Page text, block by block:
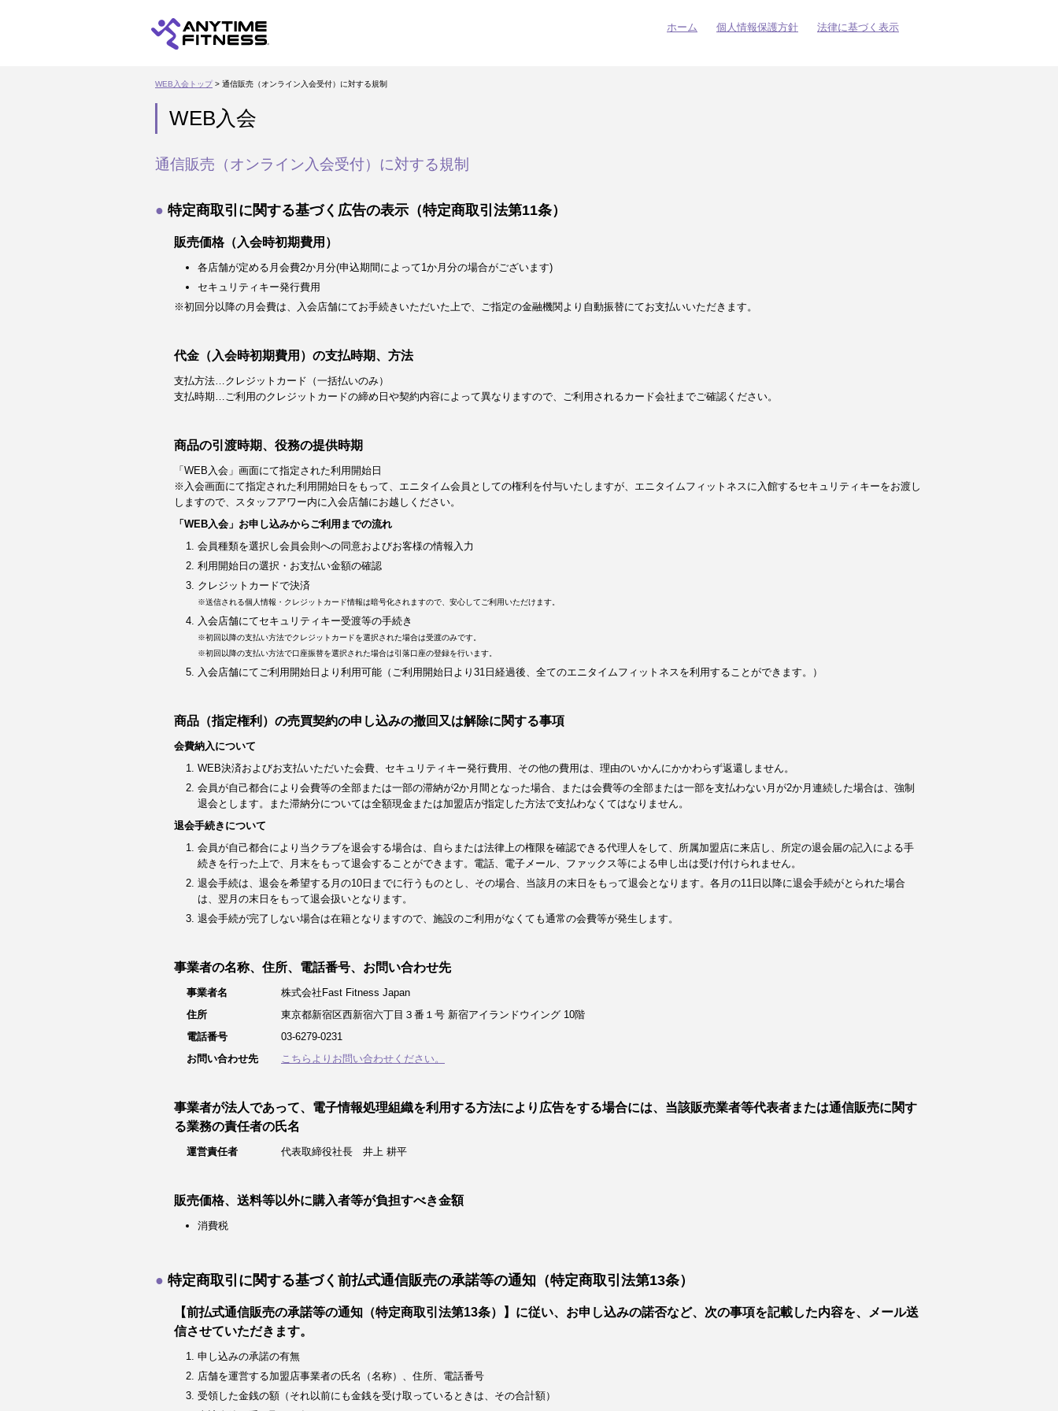
ホーム 個人情報保護方針 法律に基づく表示
WEB入会トップ> 通信販売（オンライン入会受付）に対する規制
WEB入会
通信販売（オンライン入会受付）に対する規制
特定商取引に関する基づく広告の表示（特定商取引法第11条）
販売価格（入会時初期費用）
各店舗が定める月会費2か月分(申込期間によって1か月分の場合がございます)
セキュリティキー発行費用
※初回分以降の月会費は、入会店舗にてお手続きいただいた上で、ご指定の金融機関より自動振替にてお支払いいただきます。
代金（入会時初期費用）の支払時期、方法
支払方法…クレジットカード（一括払いのみ）
支払時期…ご利用のクレジットカードの締め日や契約内容によって異なりますので、ご利用されるカード会社までご確認ください。
商品の引渡時期、役務の提供時期
「WEB入会」画面にて指定された利用開始日
※入会画面にて指定された利用開始日をもって、エニタイム会員としての権利を付与いたしますが、エニタイムフィットネスに入館するセキュリティキーをお渡し
しますので、スタッフアワー内に入会店舗にお越しください。
「WEB入会」お申し込みからご利用までの流れ
会員種類を選択し会員会則への同意およびお客様の情報入力
利用開始日の選択・お支払い金額の確認
クレジットカードで決済
※送信される個人情報・クレジットカード情報は暗号化されますので、安心してご利用いただけます。
入会店舗にてセキュリティキー受渡等の手続き
※初回以降の支払い方法でクレジットカードを選択された場合は受渡のみです。
※初回以降の支払い方法で口座振替を選択された場合は引落口座の登録を行います。
入会店舗にてご利用開始日より利用可能（ご利用開始日より31日経過後、全てのエニタイムフィットネスを利用することができます。）
商品（指定権利）の売買契約の申し込みの撤回又は解除に関する事項
会費納入について
WEB決済およびお支払いただいた会費、セキュリティキー発行費用、その他の費用は、理由のいかんにかかわらず返還しません。
会員が自己都合により会費等の全部または一部の滞納が2か月間となった場合、または会費等の全部または一部を支払わない月が2か月連続した場合は、強制
退会とします。また滞納分については全額現金または加盟店が指定した方法で支払わなくてはなりません。
退会手続きについて
会員が自己都合により当クラブを退会する場合は、自らまたは法律上の権限を確認できる代理人をして、所属加盟店に来店し、所定の退会届の記入による手
続きを行った上で、月末をもって退会することができます。電話、電子メール、ファックス等による申し出は受け付けられません。
退会手続は、退会を希望する月の10日までに行うものとし、その場合、当該月の末日をもって退会となります。各月の11日以降に退会手続がとられた場合
は、翌月の末日をもって退会扱いとなります。
退会手続が完了しない場合は在籍となりますので、施設のご利用がなくても通常の会費等が発生します。
事業者の名称、住所、電話番号、お問い合わせ先
事業者名
株式会社Fast Fitness Japan
住所
東京都新宿区西新宿六丁目３番１号 新宿アイランドウイング 10階
電話番号
03-6279-0231
お問い合わせ先
こちらよりお問い合わせください。
事業者が法人であって、電子情報処理組織を利用する方法により広告をする場合には、当該販売業者等代表者または通信販売に関す
る業務の責任者の氏名
運営責任者 代表取締役社長 井上 耕平
販売価格、送料等以外に購入者等が負担すべき金額
消費税
特定商取引に関する基づく前払式通信販売の承諾等の通知（特定商取引法第13条）
【前払式通信販売の承諾等の通知（特定商取引法第13条）】に従い、お申し込みの諾否など、次の事項を記載した内容を、メール送
信させていただきます。
申し込みの承諾の有無
店舗を運営する加盟店事業者の氏名（名称）、住所、電話番号
受領した金銭の額（それ以前にも金銭を受け取っているときは、その合計額）